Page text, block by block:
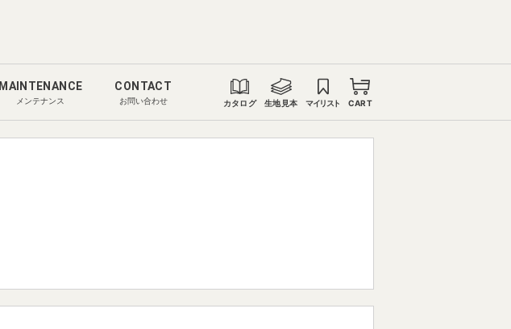
MAINTENANCE
メンテナンス
CONTACT
お問い合わせ カタログ 生地見本 マイリスト CART